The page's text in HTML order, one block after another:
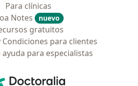
Para clínicas
Notes
nuevo
gratuitos
Condiciones para clientes
para especialistas
Doctoralia - Página de inicio